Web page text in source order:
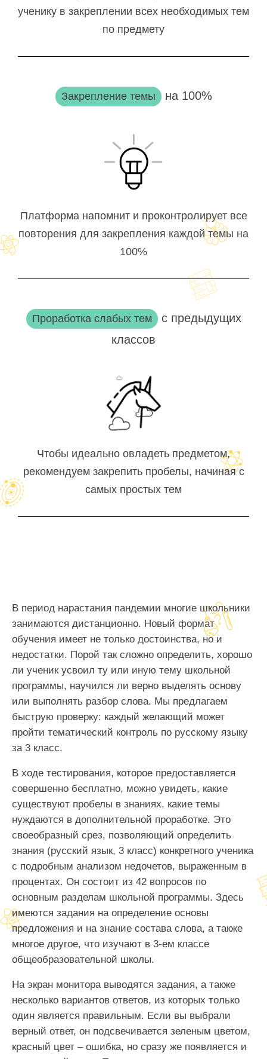
ученику в закреплении всех необходимых тем
по предмету
Закрепление темы на 100%
Платформа напомнит и проконтролирует все
повторения для закрепления каждой темы на
100%
Проработка слабых тем с предыдущих
классов
Чтобы идеально овладеть предметом,
рекомендуем закрепить пробелы, начиная с
самых простых тем
В период нарастания пандемии многие школьники
занимаются дистанционно. Новый формат
обучения имеет не только достоинства, но и
недостатки. Порой так сложно определить, хорошо
ли ученик усвоил ту или иную тему школьной
программы, научился ли верно выделять основу
или выполнять разбор слова. Мы предлагаем
быструю проверку: каждый желающий может
пройти тематический контроль по русскому языку
за 3 класс.
В ходе тестирования, которое предоставляется
совершенно бесплатно, можно увидеть, какие
существуют пробелы в знаниях, какие темы
нуждаются в дополнительной проработке. Это
своеобразный срез, позволяющий определить
знания (русский язык, 3 класс) конкретного ученика
с подробным анализом недочетов, выраженным в
процентах. Он состоит из 42 вопросов по
основным разделам школьной программы. Здесь
имеются задания на определение основы
предложения и на знание состава слова, а также
многое другое, что изучают в 3-ем классе
общеобразовательной школы.
На экран монитора выводятся задания, а также
несколько вариантов ответов, из которых только
один является правильным. Если вы выбрали
верный ответ, он подсвечивается зеленым цветом,
красный цвет – ошибка, но сразу же появляется и